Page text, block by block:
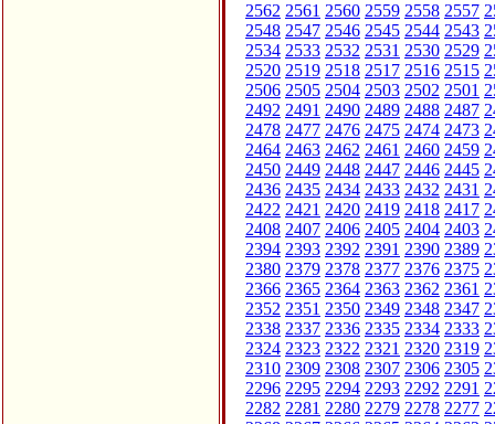
2562 2561 2560 2559 2558 2557
2548 2547 2546 2545 2544 2543
2534 2533 2532 2531 2530 2529
2520 2519 2518 2517 2516 2515
2506 2505 2504 2503 2502 2501
2492 2491 2490 2489 2488 2487
2478 2477 2476 2475 2474 2473
2464 2463 2462 2461 2460 2459
2450 2449 2448 2447 2446 2445
2436 2435 2434 2433 2432 2431
2422 2421 2420 2419 2418 2417
2408 2407 2406 2405 2404 2403
2394 2393 2392 2391 2390 2389
2380 2379 2378 2377 2376 2375
2366 2365 2364 2363 2362 2361
2352 2351 2350 2349 2348 2347
2338 2337 2336 2335 2334 2333
2324 2323 2322 2321 2320 2319
2310 2309 2308 2307 2306 2305
2296 2295 2294 2293 2292 2291
2282 2281 2280 2279 2278 2277